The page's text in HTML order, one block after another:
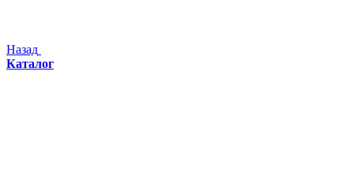
Назад
Каталог